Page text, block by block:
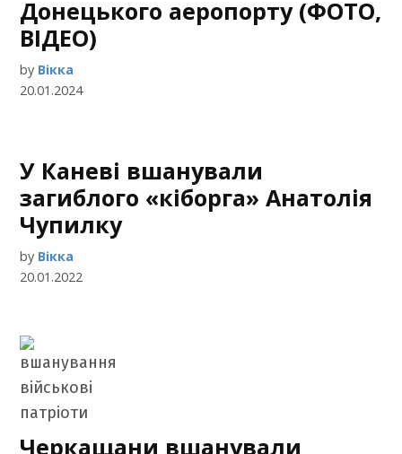
Донецького аеропорту (ФОТО,
ВІДЕО)
by Вікка
20.01.2024
У Каневі вшанували
загиблого «кіборга» Анатолія
Чупилку
by Вікка
20.01.2022
Черкащани вшанували